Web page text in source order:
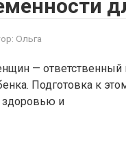
Ольга
—
Подготовка к
здоровью и